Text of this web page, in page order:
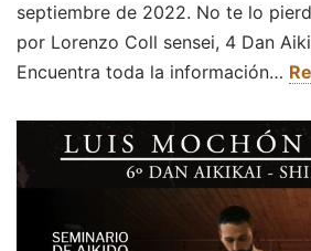
septiembre de 2022. No te lo
por Lorenzo Coll sensei, 4 Dan
Encuentra toda la información…